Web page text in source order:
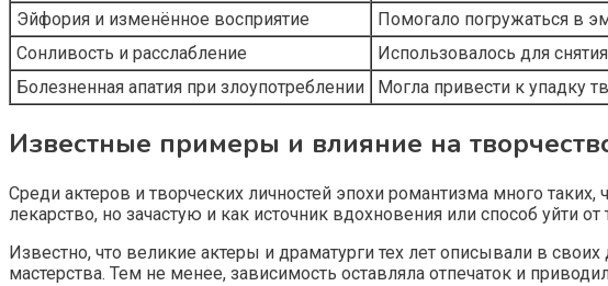
Эйфория и изменённое восприятие
Помогало погружаться в
Сонливость и расслабление
Использовалось для
Болезненная апатия при злоупотреблении
Могла привести к упадку
Известные примеры и влияние на
Среди актеров и творческих личностей эпохи романтизма много
лекарство, но зачастую и как источник вдохновения или способ уйти
Известно, что великие актеры и драматурги тех лет описывали в
мастерства. Тем не менее, зависимость оставляла отпечаток и